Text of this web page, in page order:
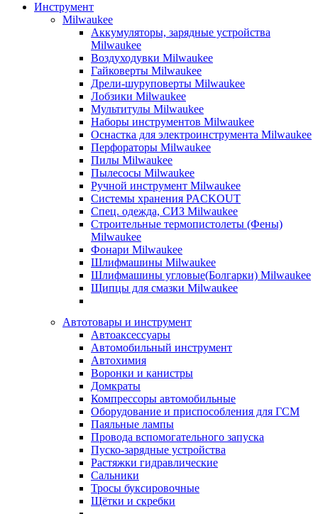
Инструмент
Milwaukee
Аккумуляторы, зарядные устройства
Milwaukee
Воздуходувки Milwaukee
Гайковерты Milwaukee
Дрели-шуруповерты Milwaukee
Лобзики Milwaukee
Мультитулы Milwaukee
Наборы инструментов Milwaukee
Оснастка для электроинструмента Milwaukee
Перфораторы Milwaukee
Пилы Milwaukee
Пылесосы Milwaukee
Ручной инструмент Milwaukee
Системы хранения PACKOUT
Спец. одежда, СИЗ Milwaukee
Строительные термопистолеты (Фены)
Milwaukee
Фонари Milwaukee
Шлифмашины Milwaukee
Шлифмашины угловые(Болгарки) Milwaukee
Щипцы для смазки Milwaukee
Автотовары и инструмент
Автоаксессуары
Автомобильный инструмент
Автохимия
Воронки и канистры
Домкраты
Компрессоры автомобильные
Оборудование и приспособления для ГСМ
Паяльные лампы
Провода вспомогательного запуска
Пуско-зарядные устройства
Растяжки гидравлические
Сальники
Тросы буксировочные
Щётки и скребки